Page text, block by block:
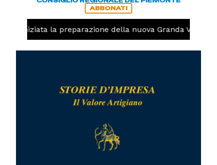
ABBONATI
iniziata la preparazione della nuova Granda Volley